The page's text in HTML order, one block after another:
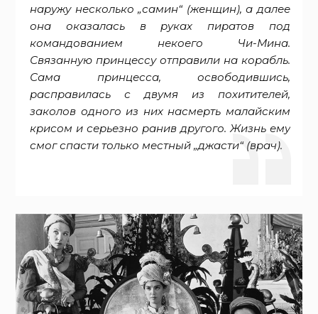
наружу несколько „самин“ (женщин), а далее
она оказалась в руках пиратов под
командованием некоего Чи-Мина.
Связанную принцессу отправили на корабль.
Сама принцесса, освободившись,
расправилась с двумя из похитителей,
заколов одного из них насмерть малайским
крисом и серьезно ранив другого. Жизнь ему
смог спасти только местный „джасти“ (врач).